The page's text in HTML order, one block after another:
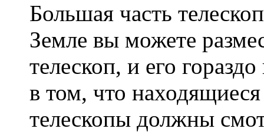
Большая часть
Земле вы можете
телескоп, и его
в том, что
телескопы должны